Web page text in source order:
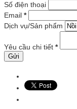
Số điện thoại
Email *
Dịch vụ/Sản phẩm
Yêu cầu chi tiết *